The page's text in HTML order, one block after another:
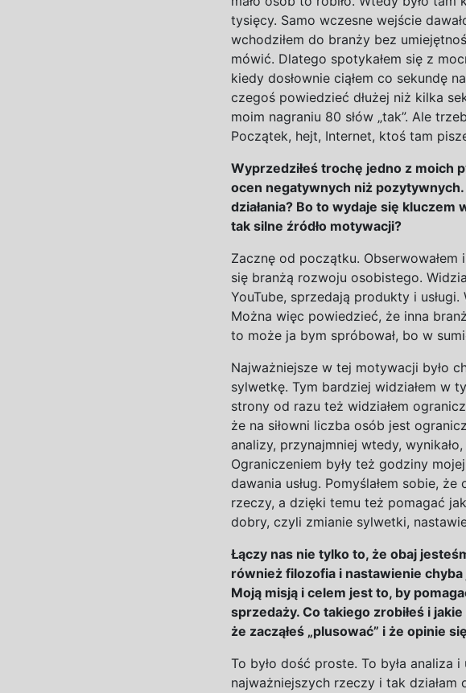
tysięcy. Samo wczesne wejście
wchodziłem do branży bez
mówić. Dlatego spotykałem się z
kiedy dosłownie ciąłem co sekundę
czegoś powiedzieć dłużej niż kilka
moim nagraniu 80 słów „tak”. Ale
Początek, hejt, Internet, ktoś tam
Wyprzedziłeś trochę jedno z moich
ocen negatywnych niż
działania? Bo to wydaje się kluczem
tak silne źródło motywacji?
Zacznę od początku. Obserwowałem
się branżą rozwoju osobistego.
You­Tube, sprzedają produkty i usługi.
Można więc powiedzieć, że inna
to może ja bym spróbował, bo w
Najważniejsze w tej motywacji było
sylwetkę. Tym bardziej widziałem w
strony od razu też widziałem
że na siłowni liczba osób jest
analizy, przynajmniej wtedy,
Ograniczeniem były też godziny
dawania usług. Pomyślałem sobie,
rzeczy, a dzięki temu też pomagać
dobry, czyli zmianie sylwetki,
Łączy nas nie tylko to, że obaj
również filozofia i nastawienie
Moją misją i celem jest to, by
sprzedaży. Co takiego zrobiłeś i
że zacząłeś „plusować” i że opinie
To było dość proste. To była analiza i
najważniejszych rzeczy i tak działam